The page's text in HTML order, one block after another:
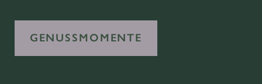
GENUSSMOMENTE